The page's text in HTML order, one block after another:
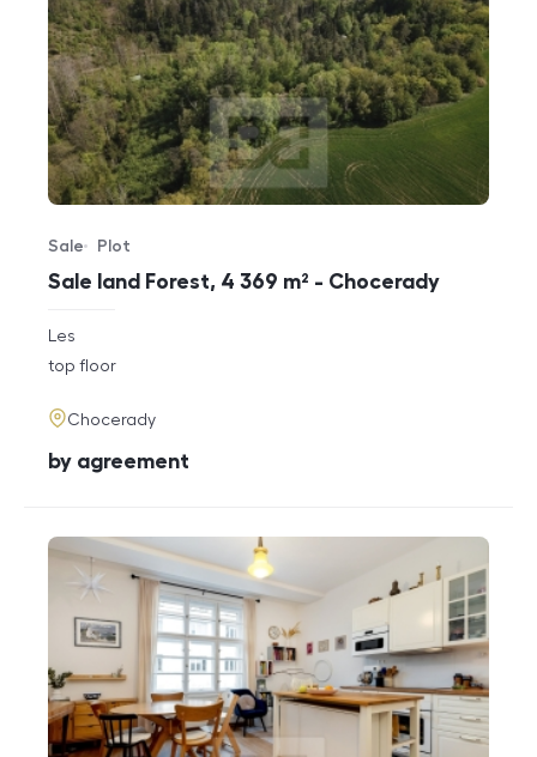
Sale land Forest, 4 369 m² - Chocerady
Offer type
Sale
Property type
Plot
rozměry
disposition
Les
funkce
top floor
adresa
Chocerady
cena
by agreement